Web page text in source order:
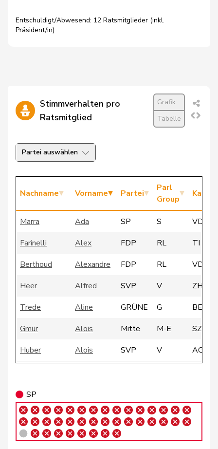
Entschuldigt/Abwesend: 12 Ratsmitglieder (inkl.
Präsident/in)
Stimmverhalten pro
Ratsmitglied
Grafik
Tabelle
Partei auswählen
Nachname Vorname Partei
Parl
Group
Marra Ada SP S
VD
Farinelli
Alex FDP RL
TI
Berthoud
Alexandre FDP RL
VD
Heer
Alfred SVP V
ZH
Trede
Aline GRÜNE G
BE
Gmür
Alois Mitte M-E
SZ
Huber
Alois SVP V AG
Aebi Andreas SVP V
BE
Gafner
Andreas EDU V
SP